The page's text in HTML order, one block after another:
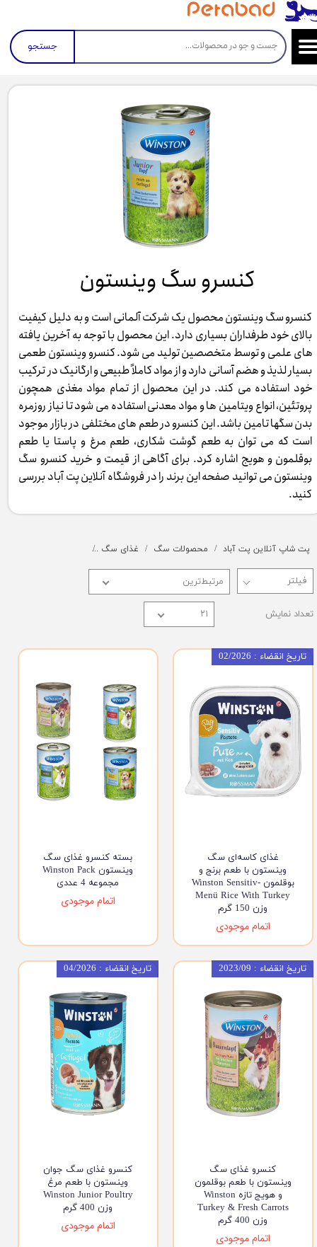
جستجو
کنسرو سگ وینستون
کنسرو سگ وینستون محصول یک شرکت آلمانی است و به دلیل کیفیت
بالای خود طرفداران بسیاری دارد. این محصول با توجه به آخرین یافته
های علمی و توسط متخصصین تولید می شود. کنسرو وینستون طعمی
بسیار لذیذ و هضم آسانی دارد و از مواد کاملاً طبیعی و ارگانیک در ترکیب
خود استفاده می کند. در این محصول از تمام مواد مغذی همچون
پروتئین، انواع ویتامین ها و مواد معدنی استفاده می شود تا نیاز روزمره
بدن سگها تامین باشد. این کنسرو در طعم های مختلفی در بازار موجود
است که می توان به طعم گوشت شکاری، طعم مرغ و پاستا یا طعم
بوقلمون و هویج اشاره کرد. برای آگاهی از قیمت و خرید کنسرو سگ
وینستون می توانید صفحه این برند را در فروشگاه آنلاین پت آباد بررسی
کنید.
پت شاپ آنلاین پت آباد محصولات سگ غذای سگ
مرتبط‌ترین
تعداد نمایش ۲۱
غذای کاسه‌ای سگ
وینستون با طعم برنج و
بوقلمون Winston Sensitiv-
Menü Rice With Turkey
وزن 150 گرم
اتمام موجودی
تاریخ انقضاء : 02/2026
بسته کنسرو غذای سگ
وینستون Winston Pack
مجموعه 4 عددی
اتمام موجودی
کنسرو غذای سگ
وینستون با طعم بوقلمون
و هویج تازه Winston
Turkey & Fresh Carrots
وزن 400 گرم
اتمام موجودی
تاریخ انقضاء : 2023/09
کنسرو غذای سگ جوان
وینستون با طعم مرغ
Winston Junior Poultry
وزن 400 گرم
اتمام موجودی
تاریخ انقضاء : 04/2026